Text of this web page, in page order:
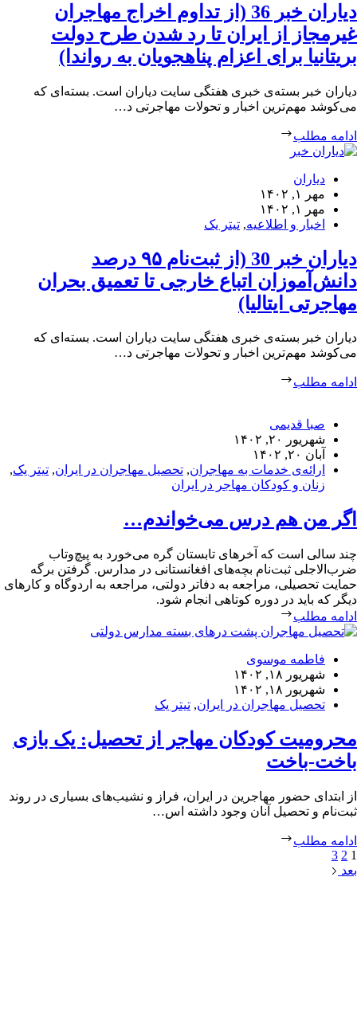
دیاران خبر 36 (از تداوم اخراج مهاجران
غیرمجاز از ایران تا رد شدن طرح دولت
بریتانیا برای اعزام پناهجویان به رواندا)
دیاران خبر بسته‌ی خبری هفتگی سایت دیاران است. بسته‌ای که
می‌کوشد مهم‌ترین اخبار و تحولات مهاجرتی د…
ادامه مطلب
دیاران
مهر ۱, ۱۴۰۲
مهر ۱, ۱۴۰۲
اخبار و اطلاعیه, تیتر یک
دیاران خبر 30 (از ثبت‌نام ۹۵ درصد
دانش‌آموزان اتباع خارجی تا تعمیق بحران
مهاجرتی ایتالیا)
دیاران خبر بسته‌ی خبری هفتگی سایت دیاران است. بسته‌ای که
می‌کوشد مهم‌ترین اخبار و تحولات مهاجرتی د…
ادامه مطلب
صبا قدیمی
شهریور ۲۰, ۱۴۰۲
آبان ۲۰, ۱۴۰۲
ارائه‌ی خدمات به مهاجران, تحصیل مهاجران در ایران, تیتر یک,
زنان و کودکان مهاجر در ایران
اگر من هم درس می‌خواندم…
چند‌ سالی است که آخرهای تابستان گره می‌خورد به پیچ‌و‌تاب
ضرب‌الاجلی ثبت‌نام بچه‌های افغانستانی در مدارس. گرفتن برگه
حمایت تحصیلی، مراجعه به دفاتر دولتی، مراجعه به اردوگاه و کارهای
دیگر که باید در دوره کوتاهی انجام شود.
ادامه مطلب
فاطمه موسوی
شهریور ۱۸, ۱۴۰۲
شهریور ۱۸, ۱۴۰۲
تحصیل مهاجران در ایران, تیتر یک
محرومیت کودکان مهاجر از تحصیل: یک بازی
باخت-باخت
از ابتدای حضور مهاجرین در ایران، فراز و نشیب‌های بسیاری در روند
ثبت‌نام و تحصیل آنان وجود داشته اس…
ادامه مطلب
1
2
3
بعد